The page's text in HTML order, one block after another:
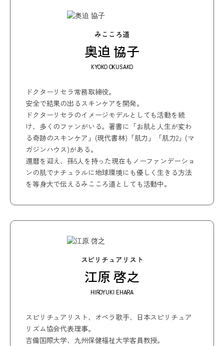
みこころ道
奥迫 協子
KYOKO OKUSAKO
ドクターリセラ常務取締役。
安全で結果の出るスキンケアを開発。
ドクターリセラのイメージモデルとしても活動を続
け、多くのファンがいる。著書に「お肌と人生が変わ
る奇跡のスキンケア」(現代書林)「肌力」「肌力2」(マ
ガジンハウス)がある。
還暦を迎え、孫5人を持った現在もノーファンデーショ
ンの肌でナチュラルに地球環境にも優しく生きる方法
を等身大で伝えるみこころ道としても活動中。
スピリチュアリスト
江原 啓之
HIROYUKI EHARA
スピリチュアリスト、オペラ歌手、日本スピリチュア
リズム協会代表理事。
吉備国際大学、九州保健福祉大学客員教授。